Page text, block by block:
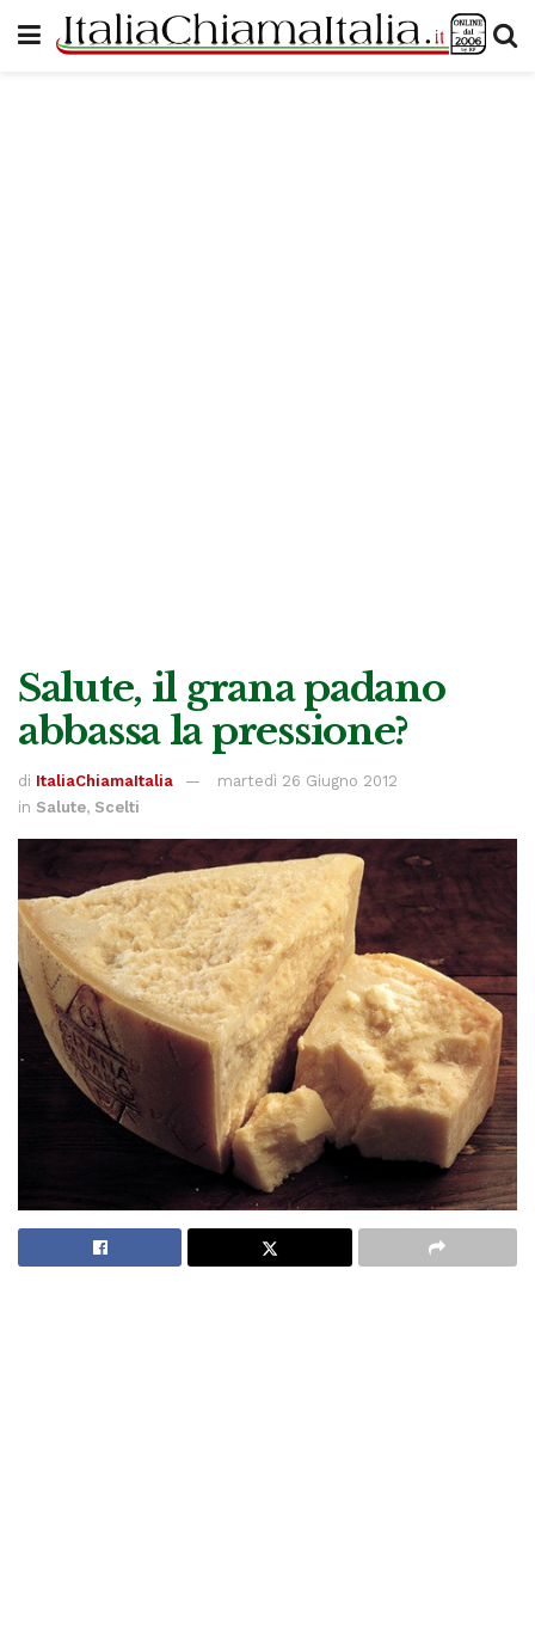
Salute, il grana padano
abbassa la pressione?
di ItaliaChiamaItalia
martedì 26 Giugno 2012
in Salute, Scelti